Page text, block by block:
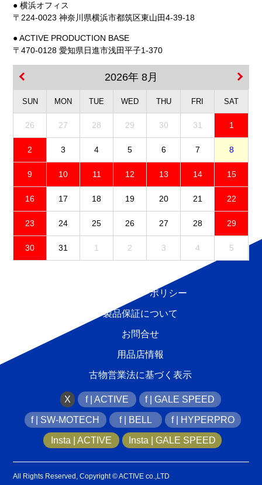
● 横浜オフィス
〒224-0023 神奈川県横浜市都筑区東山田4-39-18
● ACTIVE PRODUCTION BASE
〒470-0128 愛知県日進市浅田平子1-370
2026年 8月
SUN MON TUE WED THU FRI SAT
26 27 28 29 30 31 1
2 3 4 5 6 7 8
9 10 11 12 13 14 15
16 17 18 19 20 21 22
23 24 25 26 27 28 29
30 31 1 2 3 4 5
プライバシーポリシー
製品保証について
お問合せ
用品店情報
古物営業法に基づく表示
X f | ACTIVE f | GALE SPEED
f | SW-MOTECH f | BELL f | HYPERPRO
Insta | ACTIVE Insta | GALE SPEED
All Rights Reserved, Copyright © ACTIVE co.,LTD